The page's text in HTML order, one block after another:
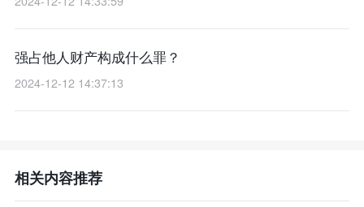
强占他人财产构成什么罪？
2024-12-12 14:37:13
相关内容推荐